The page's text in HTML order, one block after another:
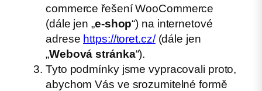
commerce řešení WooCommerce
(dále jen „e-shop“) na internetové
adrese https://toret.cz/(dále jen
„Webová stránka“).
Tyto podmínky jsme vypracovali proto,
abychom Vás ve srozumitelné formě